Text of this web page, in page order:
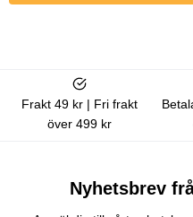
Frakt 49 kr | Fri frakt
över 499 kr
Nyhetsbrev